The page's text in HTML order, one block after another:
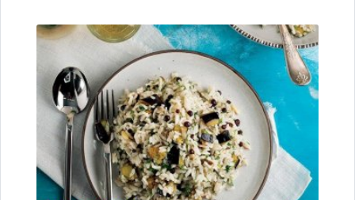
PASTA VE
TATLILAR
Meyveli ve
Çikolatalı Pasta
Tarifi, Nasıl Yapılır?
Şeftalili Punch
Tarifi, Nasıl Yapılır?